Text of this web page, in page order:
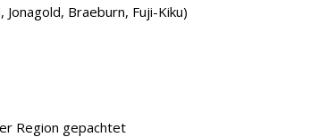
Braeburn, Fuji-Kiku)
Region gepachtet